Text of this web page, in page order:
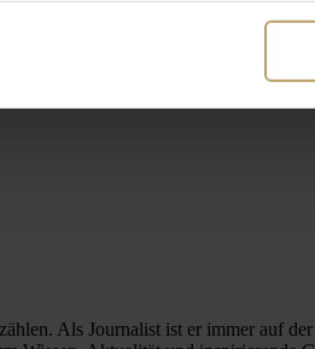
Als Journalist ist er immer auf